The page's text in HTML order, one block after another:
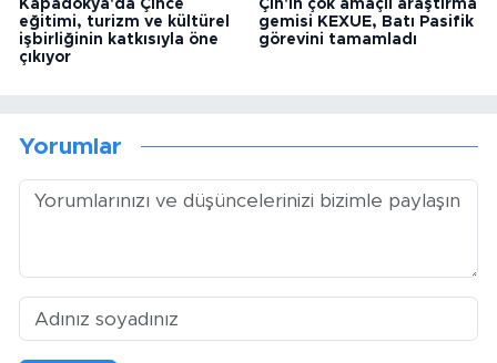
Kapadokya'da Çince
eğitimi, turizm ve kültürel
işbirliğinin katkısıyla öne
çıkıyor
Çin'in çok amaçlı araştırma
gemisi KEXUE, Batı Pasifik
görevini tamamladı
Yorumlar